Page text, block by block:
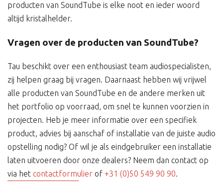
producten van SoundTube is elke noot en ieder woord
altijd kristalhelder.
Vragen over de producten van SoundTube?
Tau beschikt over een enthousiast team audiospecialisten,
zij helpen graag bij vragen. Daarnaast hebben wij vrijwel
alle producten van SoundTube en de andere merken uit
het portfolio op voorraad, om snel te kunnen voorzien in
projecten. Heb je meer informatie over een specifiek
product, advies bij aanschaf of installatie van de juiste audio
opstelling nodig? Of wil je als eindgebruiker een installatie
laten uitvoeren door onze dealers? Neem dan contact op
via het contactformulier of +31 (0)50 549 90 90.